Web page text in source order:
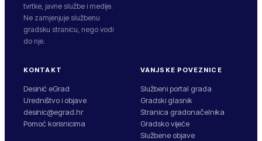
tvrtke, javne službe i medije.
Ne zamjenjuje službenu
gradsku stranicu, nego vodi
do nje.
KONTAKT
Desinić eGrad
Uredništvo i objave
desinic@egrad.hr
Pomoć korisnicima
VANJSKE POVEZNICE
Službeni portal grada
Gradski glasnik
Stranica gradonačelnika
Gradsko vijeće
Službene objave